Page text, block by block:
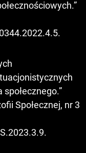
.
Społecznej, nr 3
.